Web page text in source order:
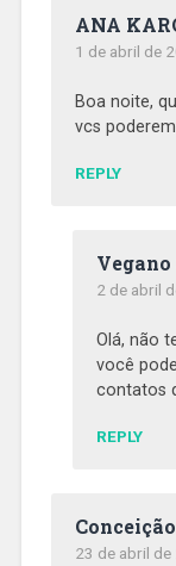
ANA
1 de abril de
Boa noite,
vcs
REPLY
Vegano
2 de abril
Olá, não
você
contatos
REPLY
Conceição
23 de abril